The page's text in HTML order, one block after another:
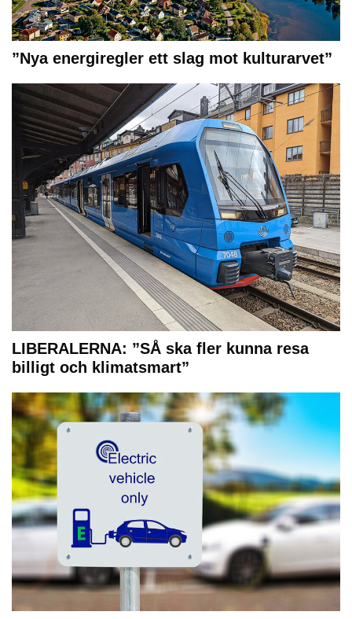
”Nya energiregler ett slag mot kulturarvet”
LIBERALERNA: ”SÅ ska fler kunna resa
billigt och klimatsmart”